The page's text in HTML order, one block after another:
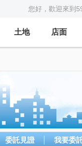
您好，歡迎來到
土地 店面
委託見證 我要委